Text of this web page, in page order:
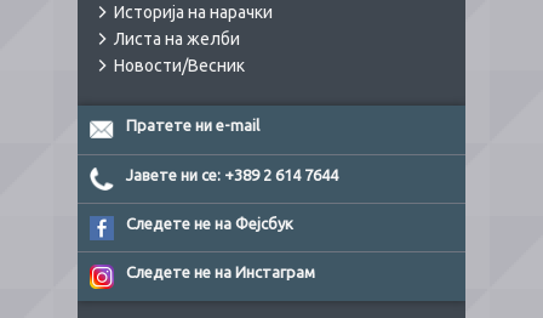
Историја на нарачки
Листа на желби
Новости/Весник
Пратете ни e-mail
Јавете ни се: +389 2 614 7644
Следете не на Фејсбук
Следете не на Инстаграм